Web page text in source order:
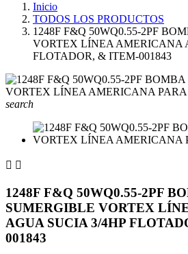
Inicio
TODOS LOS PRODUCTOS
1248F F&Q 50WQ0.55-2PF
VORTEX LÍNEA AMERICANA
FLOTADOR, & ITEM-001843
search
 
1248F F&Q 50WQ0.55-2PF
SUMERGIBLE VORTEX
AGUA SUCIA 3/4HP
001843